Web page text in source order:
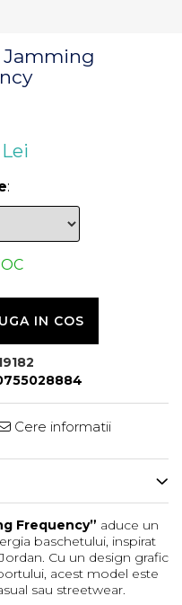
Jamming
:
IN COS
Cere informatii
Frequency” aduce un
baschetului, inspirat
Cu un design grafic
acest model este
sau streetwear.